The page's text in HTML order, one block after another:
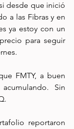
desde que inició
a las Fibras y en
ya estoy con un
para seguir
FMTY, a buen
Sin
reportaron